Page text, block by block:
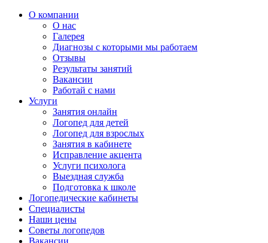
О компании
О нас
Галерея
Диагнозы с которыми мы работаем
Отзывы
Результаты занятий
Вакансии
Работай с нами
Услуги
Занятия онлайн
Логопед для детей
Логопед для взрослых
Занятия в кабинете
Исправление акцента
Услуги психолога
Выездная служба
Подготовка к школе
Логопедические кабинеты
Специалисты
Наши цены
Советы логопедов
Вакансии